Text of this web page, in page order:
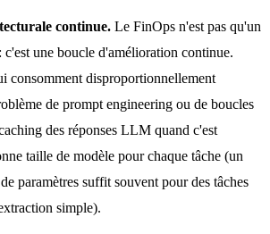
continue. Le FinOps n'est pas qu'un
une boucle d'amélioration continue.
consomment disproportionnellement
de prompt engineering ou de boucles
des réponses LLM quand c'est
taille de modèle pour chaque tâche (un
paramètres suffit souvent pour des tâches
simple).